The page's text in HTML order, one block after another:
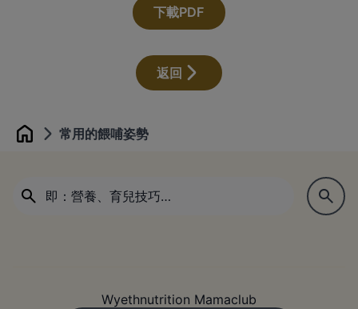
下載PDF
返回
Home 常用的餵哺姿勢
Wyethnutrition Mamaclub